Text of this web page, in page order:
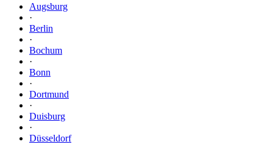
Augsburg
·
Berlin
·
Bochum
·
Bonn
·
Dortmund
·
Duisburg
·
Düsseldorf